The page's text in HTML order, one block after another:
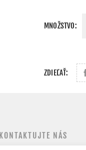
MNOŽSTVO:
ZDIEĽAŤ:
KONTAKTUJTE NÁS